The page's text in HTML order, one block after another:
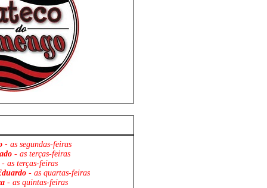
- as segundas-feiras
- as terças-feiras
- as terças-feiras
- as quartas-feiras
- as quintas-feiras